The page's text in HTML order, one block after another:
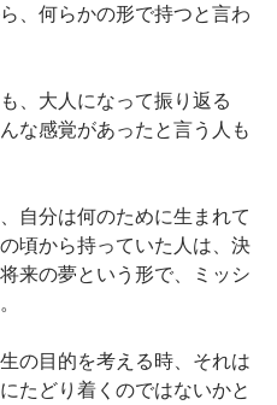
、何らかの形で持つと言わ
、大人になって振り返る
な感覚があったと言う人も
自分は何のために生まれて
頃から持っていた人は、決
来の夢という形で、ミッシ
の目的を考える時、それは
たどり着くのではないかと